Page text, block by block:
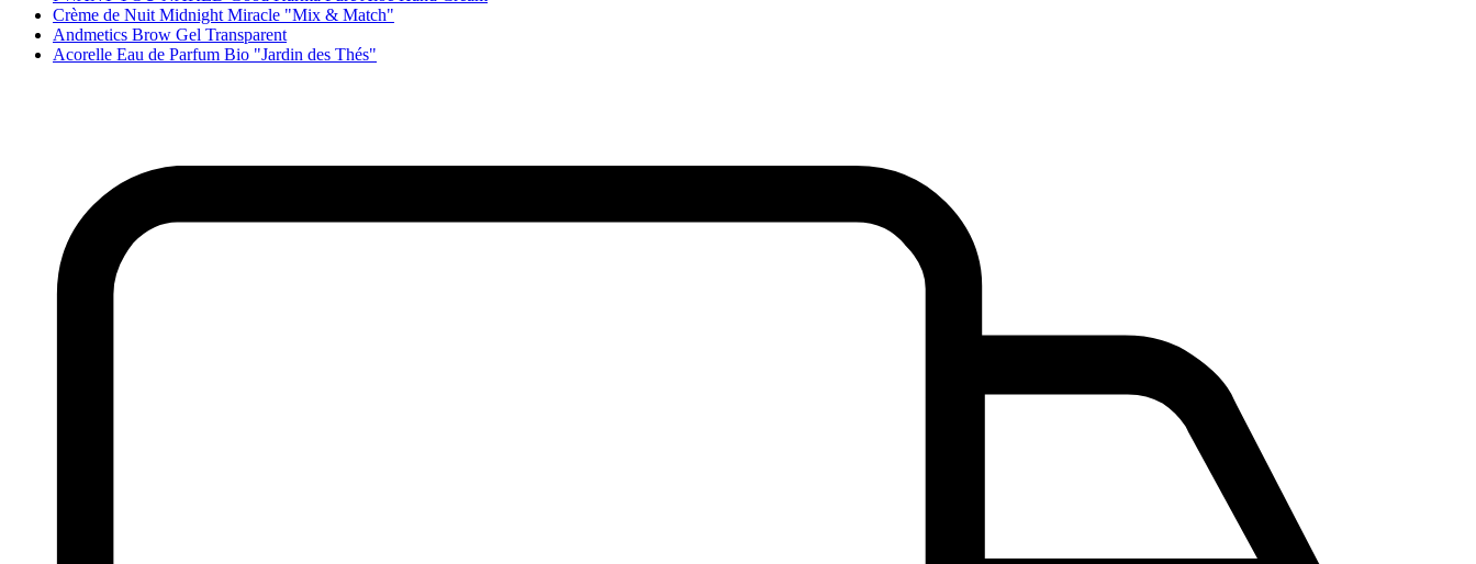
Crème de Nuit Midnight Miracle "Mix & Match"
Andmetics Brow Gel Transparent
Acorelle Eau de Parfum Bio "Jardin des Thés"